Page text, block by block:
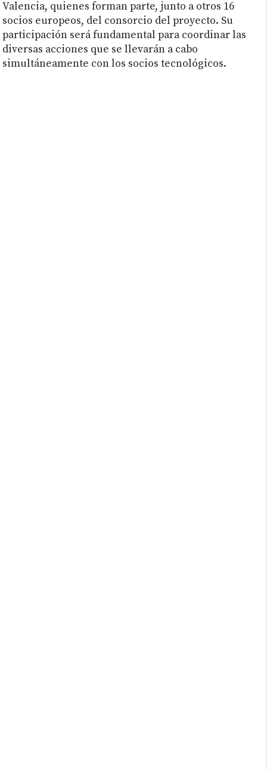
Valencia, quienes forman parte, junto a otros 16
socios europeos, del consorcio del proyecto. Su
participación será fundamental para coordinar las
diversas acciones que se llevarán a cabo
simultáneamente con los socios tecnológicos.